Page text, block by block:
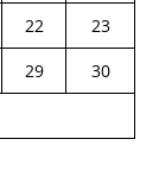
22
23
29
30